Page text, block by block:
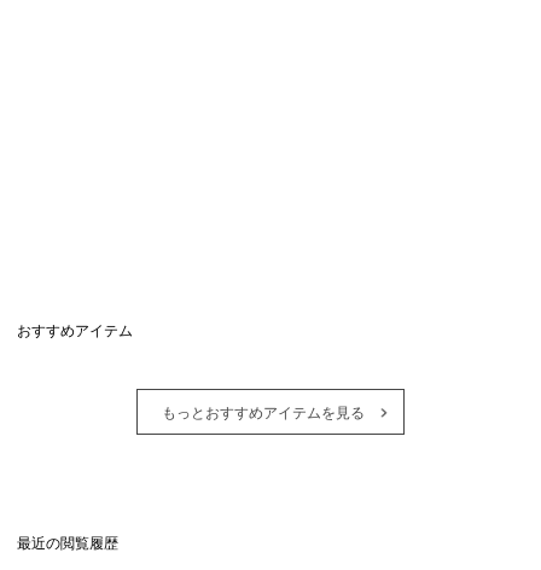
おすすめアイテム
もっとおすすめアイテムを見る
最近の閲覧履歴